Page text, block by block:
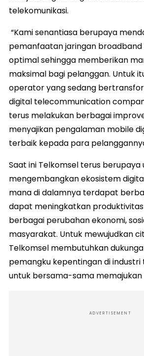
telekomunikasi.
“Kami senantiasa berupaya
pemanfaatan jaringan
optimal sehingga memberikan
maksimal bagi pelanggan. Untuk
operator yang sedang
digital telecommunication
terus melakukan berbagai
menyajikan pengalaman mobile
terbaik kepada para
Saat ini Telkomsel terus berupaya
mengembangkan ekosistem
mana di dalamnya terdapat
dapat meningkatkan
berbagai perubahan ekonomi,
masyarakat. Untuk mewujudkan
Telkomsel membutuhkan
pemangku kepentingan di industri
untuk bersama-sama memajukan
ADVERTISEMENT